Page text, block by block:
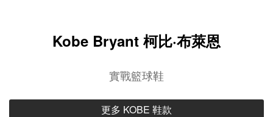
Kobe Bryant 柯比·布萊恩
實戰籃球鞋
更多 KOBE 鞋款